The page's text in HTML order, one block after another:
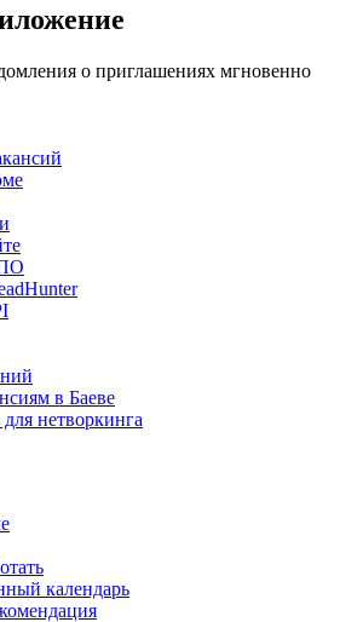
о приглашениях мгновенно
в Баеве
нетворкинга
календарь